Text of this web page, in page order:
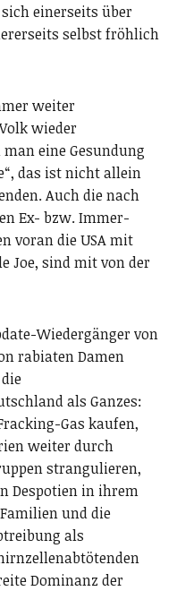
einerseits über
selbst fröhlich
weiter
wieder
eine Gesundung
das ist nicht allein
Auch die nach
Ex- bzw. Immer-
voran die USA mit
Joe, sind mit von der
Wiedergänger von
rabiaten Damen
als Ganzes:
Gas kaufen,
weiter durch
strangulieren,
Despotien in ihrem
und die
als
Dominanz der